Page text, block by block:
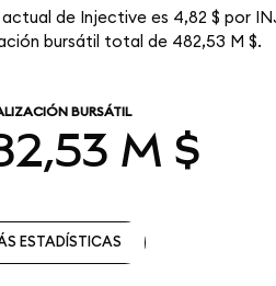
actual de Injective es 4,82 $ por
bursátil total de 482,53 M $.
BURSÁTIL
M $
ESTADÍSTICAS